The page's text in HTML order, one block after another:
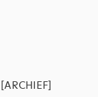
[ARCHIEF]